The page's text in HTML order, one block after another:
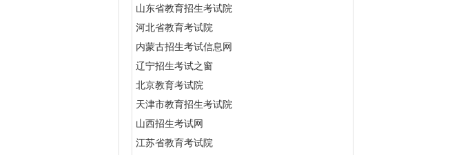
山东省教育招生考试院
河北省教育考试院
内蒙古招生考试信息网
辽宁招生考试之窗
北京教育考试院
天津市教育招生考试院
山西招生考试网
江苏省教育考试院